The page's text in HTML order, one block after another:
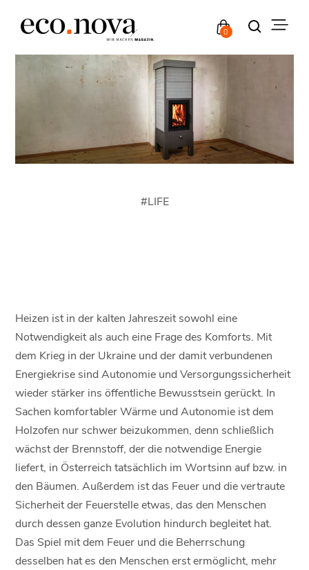
0
#LIFE
Heizen ist in der kalten Jahreszeit sowohl eine
Notwendigkeit als auch eine Frage des Komforts. Mit
dem Krieg in der Ukraine und der damit verbundenen
Energiekrise sind Autonomie und Versorgungssicherheit
wieder stärker ins öffentliche Bewusstsein gerückt. In
Sachen komfortabler Wärme und Autonomie ist dem
Holzofen nur schwer beizukommen, denn schließlich
wächst der Brennstoff, der die notwendige Energie
liefert, in Österreich tatsächlich im Wortsinn auf bzw. in
den Bäumen. Außerdem ist das Feuer und die vertraute
Sicherheit der Feuerstelle etwas, das den Menschen
durch dessen ganze Evolution hindurch begleitet hat.
Das Spiel mit dem Feuer und die Beherrschung
desselben hat es den Menschen erst ermöglicht, mehr